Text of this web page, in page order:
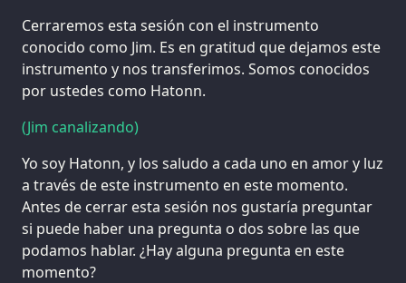
Cerraremos esta sesión con el instrumento
conocido como Jim. Es en gratitud que dejamos este
instrumento y nos transferimos. Somos conocidos
por ustedes como Hatonn.
(Jim canalizando)
Yo soy Hatonn, y los saludo a cada uno en amor y luz
a través de este instrumento en este momento.
Antes de cerrar esta sesión nos gustaría preguntar
si puede haber una pregunta o dos sobre las que
podamos hablar. ¿Hay alguna pregunta en este
momento?